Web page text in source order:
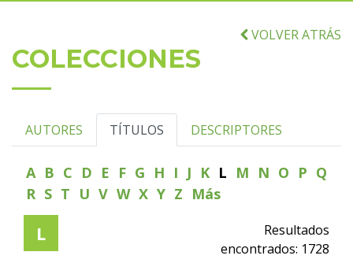
VOLVER ATRÁS
COLECCIONES
AUTORES TÍTULOS DESCRIPTORES
A B C D E F G H I J K L M N O P Q
R S T U V W X Y Z Más
L
Resultados
encontrados: 1728